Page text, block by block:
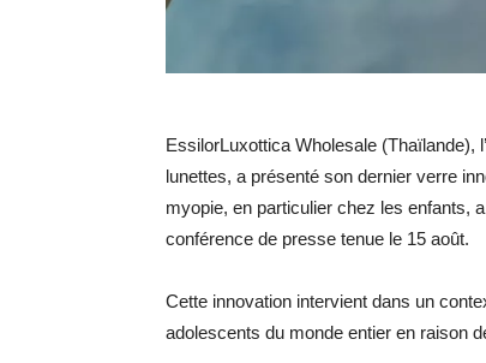
EssilorLuxottica Wholesale (Thaïlande),
lunettes, a présenté son dernier verre
myopie, en particulier chez les enfants,
conférence de presse tenue le 15 août.
Cette innovation intervient dans un
adolescents du monde entier en raison